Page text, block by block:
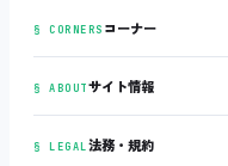
§ CORNERS コーナー
§ ABOUTサイト情報
§ LEGAL法務・規約